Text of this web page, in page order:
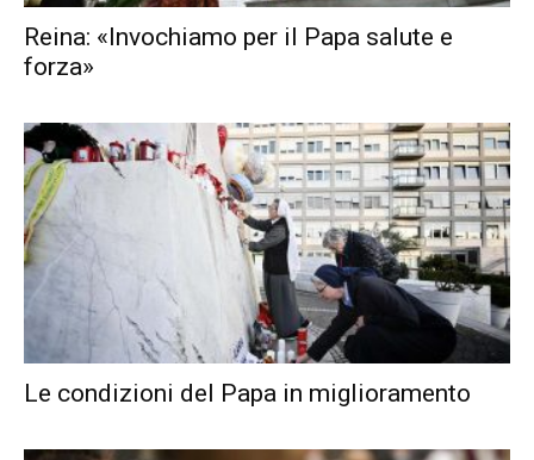
Reina: «Invochiamo per il Papa salute e
forza»
Le condizioni del Papa in miglioramento